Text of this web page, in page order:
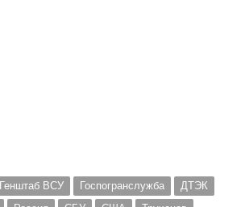
Генштаб ВСУ Госпогранслужба
ДТЭК